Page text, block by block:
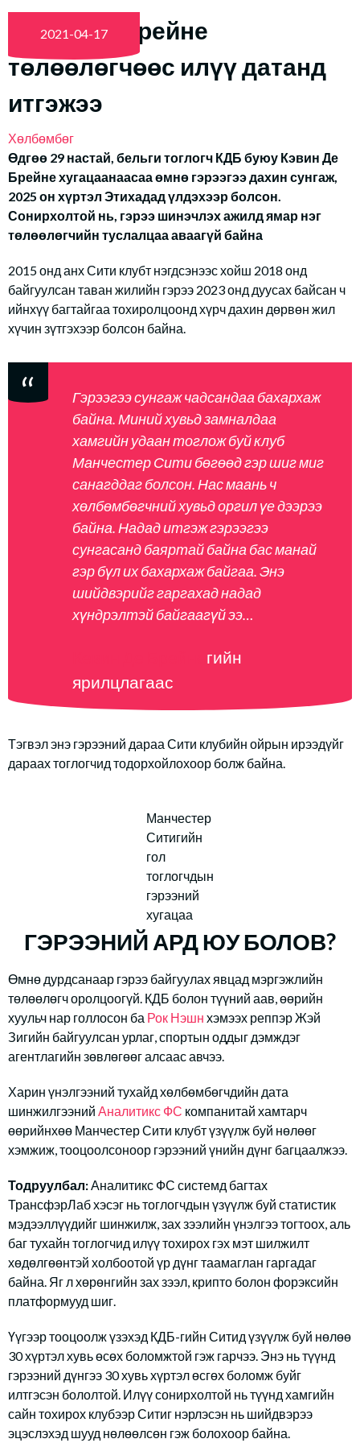
Кэвин Де Брейне
төлөөлөгчөөс илүү датанд
итгэжээ
Хөлбөмбөг
2021-04-17
Өдгөө 29 настай, бельги тоглогч КДБ буюу Кэвин Де
Брейне хугацаанаасаа өмнө гэрээгээ дахин сунгаж,
2025 он хүртэл Этихадад үлдэхээр болсон.
Сонирхолтой нь, гэрээ шинэчлэх ажилд ямар нэг
төлөөлөгчийн туслалцаа аваагүй байна
2015 онд анх Сити клубт нэгдсэнээс хойш 2018 онд
байгуулсан таван жилийн гэрээ 2023 онд дуусах байсан ч
ийнхүү багтайгаа тохиролцоонд хүрч дахин дөрвөн жил
хүчин зүтгэхээр болсон байна.
Гэрээгээ сунгаж чадсандаа бахархаж
байна. Миний хувьд замналдаа
хамгийн удаан тоглож буй клуб
Манчестер Сити бөгөөд гэр шиг миг
санагддаг болсон. Нас маань ч
хөлбөмбөгчний хувьд оргил үе дээрээ
байна. Надад итгэж гэрээгээ
сунгасанд баяртай байна бас манай
гэр бүл их бахархаж байгаа. Энэ
шийдвэрийг гаргахад надад
хүндрэлтэй байгаагүй ээ…
гийн
ярилцлагаас
Тэгвэл энэ гэрээний дараа Сити клубийн ойрын ирээдүйг
дараах тоглогчид тодорхойлохоор болж байна.
Манчестер
Ситигийн
гол
тоглогчдын
гэрээний
хугацаа
ГЭРЭЭНИЙ АРД ЮУ БОЛОВ?
Өмнө дурдсанаар гэрээ байгуулах явцад мэргэжлийн
төлөөлөгч оролцоогүй. КДБ болон түүний аав, өөрийн
хуульч нар голлосон ба Рок Нэшн хэмээх реппэр Жэй
Зигийн байгуулсан урлаг, спортын оддыг дэмждэг
агентлагийн зөвлөгөөг алсаас авчээ.
Харин үнэлгээний тухайд хөлбөмбөгчдийн дата
шинжилгээний Аналитикс ФС компанитай хамтарч
өөрийнхөө Манчестер Сити клубт үзүүлж буй нөлөөг
хэмжиж, тооцоолсоноор гэрээний үнийн дүнг багцаалжээ.
Тодруулбал: Аналитикс ФС системд багтах
ТрансфэрЛаб хэсэг нь тоглогчдын үзүүлж буй статистик
мэдээллүүдийг шинжилж, зах зээлийн үнэлгээ тогтоох, аль
баг тухайн тоглогчид илүү тохирох гэх мэт шилжилт
хөдөлгөөнтэй холбоотой үр дүнг таамаглан гаргадаг
байна. Яг л хөрөнгийн зах зээл, крипто болон форэксийн
платформууд шиг.
Үүгээр тооцоолж үзэхэд КДБ-гийн Ситид үзүүлж буй нөлөө
30 хүртэл хувь өсөх боломжтой гэж гарчээ. Энэ нь түүнд
гэрээний дүнгээ 30 хувь хүртэл өсгөх боломж буйг
илтгэсэн бололтой. Илүү сонирхолтой нь түүнд хамгийн
сайн тохирох клубээр Ситиг нэрлэсэн нь шийдвэрээ
эцэслэхэд шууд нөлөөлсөн гэж болохоор байна.